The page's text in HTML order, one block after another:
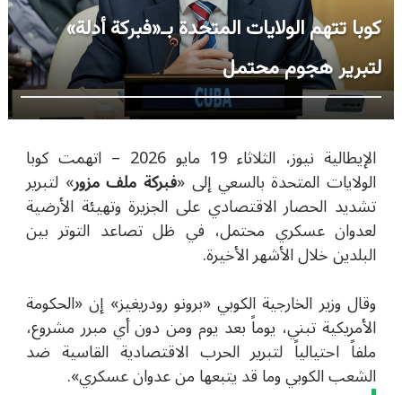
كوبا تتهم الولايات المتحدة بـ«فبركة أدلة»
لتبرير هجوم محتمل
الإيطالية نيوز، الثلاثاء 19 مايو 2026 – اتهمت كوبا
الولايات المتحدة بالسعي إلى «فبركة ملف مزور» لتبرير
تشديد الحصار الاقتصادي على الجزيرة وتهيئة الأرضية
لعدوان عسكري محتمل، في ظل تصاعد التوتر بين
البلدين خلال الأشهر الأخيرة.
وقال وزير الخارجية الكوبي «برونو رودريغيز» إن «الحكومة
الأمريكية تبني، يوماً بعد يوم ومن دون أي مبرر مشروع،
ملفاً احتيالياً لتبرير الحرب الاقتصادية القاسية ضد
الشعب الكوبي وما قد يتبعها من عدوان عسكري».